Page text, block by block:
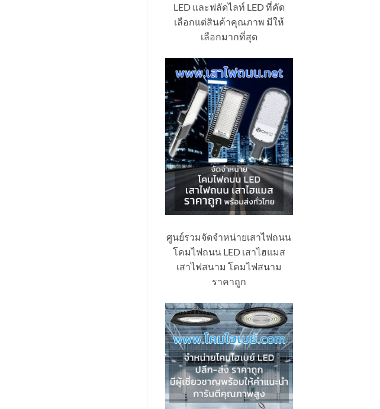
LED และฟลัดไลท์ LED ที่คัด
เลือกแต่สินค้าคุณภาพ มีให้
เลือกมากที่สุด
ศูนย์รวมจัดจำหน่ายเสาไฟถนน
โคมไฟถนน LED เสาไฮแมส
เสาไฟสนาม โคมไฟสนาม
ราคาถูก